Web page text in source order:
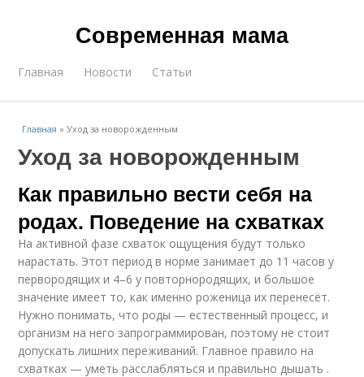
Современная мама
Главная Новости Статьи
Главная »Уход за новорожденным
Уход за новорожденным
Как правильно вести себя на
родах. Поведение на схватках
На активной фазе схваток ощущения будут только
нарастать. Этот период в норме занимает до 11 часов у
первородящих и 4–6 у повторнородящих, и большое
значение имеет то, как именно роженица их перенесёт.
Нужно понимать, что роды — естественный процесс, и
организм на него запрограммирован, поэтому не стоит
допускать лишних переживаний. Главное правило на
схватках — уметь расслабляться и правильно дышать .